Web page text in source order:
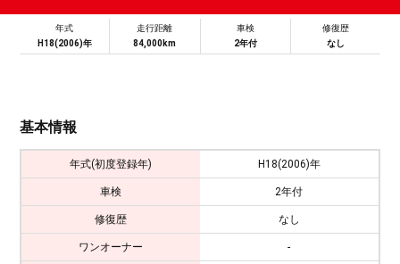
年式
H18(2006)年
走行距離
84,000km
車検
2年付
修復歴
なし
基本情報
年式(初度登録年) H18(2006)年
車検 2年付
修復歴 なし
ワンオーナー -